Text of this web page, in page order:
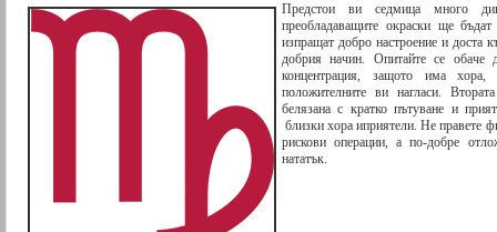
Предстои ви седмица много
преобладаващите окраски ще
изпращат добро настроение и доста
добрия начин. Опитайте се обаче
концентрация, защото има
положителните ви нагласи.
белязана с кратко пътуване и
близки хора иприятели. Не правете
рискови операции, а по-добре
нататък.